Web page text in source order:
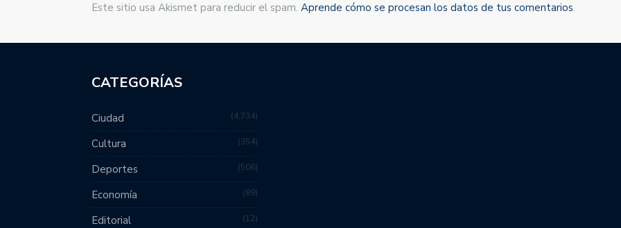
Este sitio usa Akismet para reducir el spam. Aprende cómo se procesan los datos de tus comentarios.
CATEGORÍAS
Ciudad 4,734
Cultura 354
Deportes 506
Economía 89
Editorial 12